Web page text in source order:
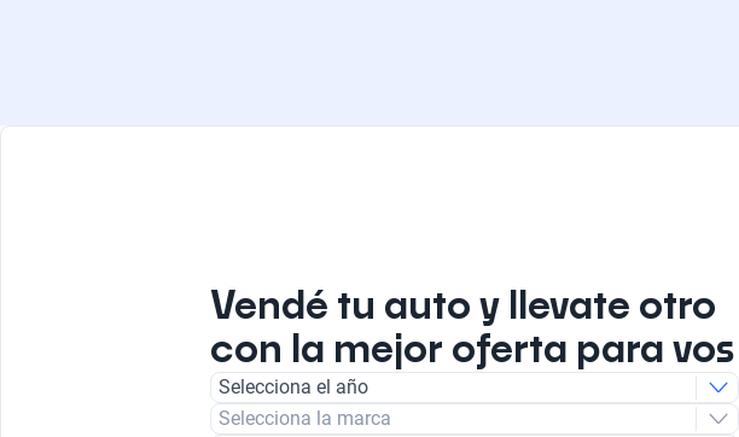
Vendé tu auto y llevate otro
con la mejor oferta para vos
Selecciona el año
Selecciona la marca